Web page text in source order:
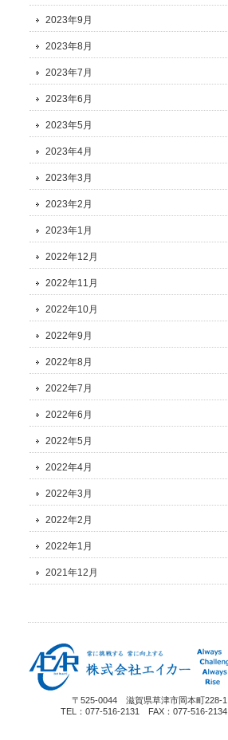
2023年9月
2023年8月
2023年7月
2023年6月
2023年5月
2023年4月
2023年3月
2023年2月
2023年1月
2022年12月
2022年11月
2022年10月
2022年9月
2022年8月
2022年7月
2022年6月
2022年5月
2022年4月
2022年3月
2022年2月
2022年1月
2021年12月
〒525-0044 滋賀県草津市岡本町228-1
TEL：077-516-2131 FAX：077-516-2134